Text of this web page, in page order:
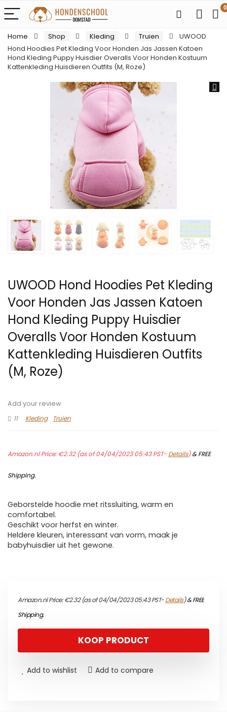
0
Home Shop Kleding Truien
UWOOD
Hond Hoodies Pet Kleding Voor Honden Jas Jassen Katoen
Hond Kleding Puppy Huisdier Overalls Voor Honden Kostuum
Kattenkleding Huisdieren Outfits (M, Roze)
UWOOD Hond Hoodies Pet Kleding
Voor Honden Jas Jassen Katoen
Hond Kleding Puppy Huisdier
Overalls Voor Honden Kostuum
Kattenkleding Huisdieren Outfits
(M, Roze)
Add your review
11
Kleding Truien
Amazon.nl Price:€2.32(as of 04/04/2023 05:43 PST- Details)&FREE
Shipping.
Geborstelde hoodie met ritssluiting, warm en
comfortabel.
Geschikt voor herfst en winter.
Heldere kleuren, interessant van vorm, maak je
babyhuisdier uit het gewone.
Amazon.nl Price:€2.32(as of 04/04/2023 05:43 PST-Details)&FREE
Shipping.
KOOP PRODUCT
Add to wishlist Add to compare